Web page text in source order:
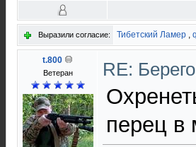
Выразили согласие: Тибетский Ламер ,
t.800
Ветеран RE:
перец в